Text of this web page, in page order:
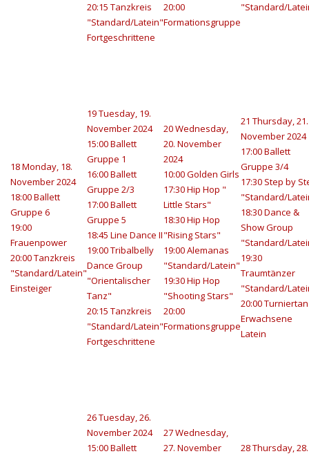
20:15 Tanzkreis
"Standard/Latein"
Fortgeschrittene
20:00
Formationsgruppe
"Standard/
18Monday, 18.
November 2024
18:00 Ballett
Gruppe 6
19:00
Frauenpower
20:00 Tanzkreis
"Standard/Latein"
Einsteiger
19Tuesday, 19.
November 2024
15:00 Ballett
Gruppe 1
16:00 Ballett
Gruppe 2/3
17:00 Ballett
Gruppe 5
18:45 Line Dance II
19:00 Tribalbelly
Dance Group
"Orientalischer
Tanz"
20:15 Tanzkreis
"Standard/Latein"
Fortgeschrittene
20Wednesday,
20. November
2024
10:00 Golden Girls
17:30 Hip Hop "
Little Stars"
18:30 Hip Hop
"Rising Stars"
19:00 Alemanas
"Standard/Latein"
19:30 Hip Hop
"Shooting Stars"
20:00
Formationsgruppe
21 Thursday, 21.
November 2024
17:00 Ballett
Gruppe 3/4
17:30 Step by
"Standard/
18:30 Dance &
Show Group
"Standard/
19:30
Traumtänzer
"Standard/
20:00
Erwachsene
Latein
26Tuesday, 26.
November 2024
15:00 Ballett
27Wednesday,
27. November
28Thursday, 28.